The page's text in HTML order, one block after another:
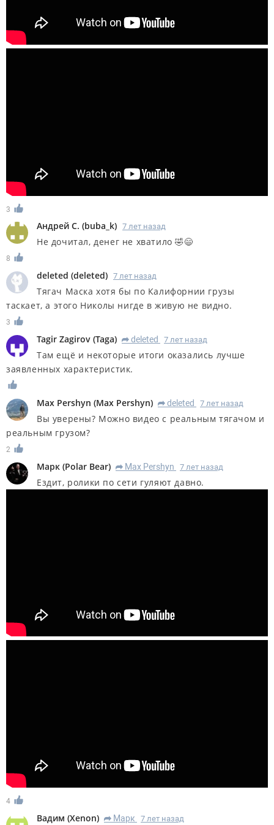
3
Андрей С. (buba_k) 7 лет назад
Не дочитал, денег не хватило 🤣😄
8
deleted (deleted) 7 лет назад
Тягач Маска хотя бы по Калифорнии грузы
таскает, а этого Николы нигде в живую не видно.
3
Tagir Zagirov (Taga) R deleted 7 лет назад
Там ещё и некоторые итоги оказались лучше
заявленных характеристик.
Max Pershyn (Max Pershyn) R deleted 7 лет назад
Вы уверены? Можно видео с реальным тягачом и
реальным грузом?
2
Марк (Polar Bear) R Max Pershyn 7 лет назад
Ездит, ролики по сети гуляют давно.
4
Вадим (Xenon) R Марк 7 лет назад